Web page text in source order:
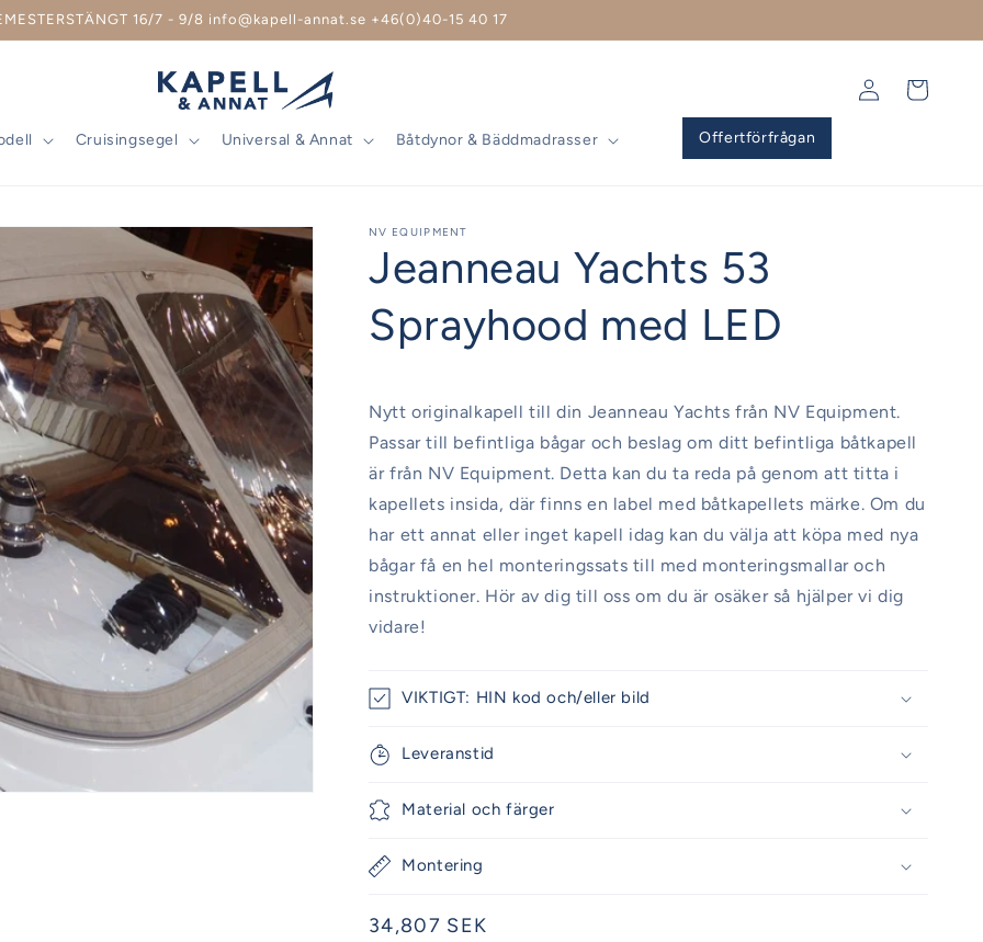
16/7 - 9/8 info@kapell-annat.se +46(0)40-15 40 17
Cruisingsegel Universal & Annat Båtdynor & Bäddmadrasser Offertförfrågan
Logga
Varukorg
NV EQUIPMENT
Jeanneau Yachts 53
Sprayhood med LED
Nytt originalkapell till din Jeanneau Yachts från NV Equipment.
Passar till befintliga bågar och beslag om ditt befintliga båtkapell
är från NV Equipment. Detta kan du ta reda på genom att titta i
kapellets insida, där finns en label med båtkapellets märke. Om du
har ett annat eller inget kapell idag kan du välja att köpa med nya
bågar få en hel monteringssats till med monteringsmallar och
instruktioner. Hör av dig till oss om du är osäker så hjälper vi dig
vidare!
VIKTIGT: HIN kod och/eller bild
Leveranstid
Material och färger
Montering
Ordinarie
34,807 SEK